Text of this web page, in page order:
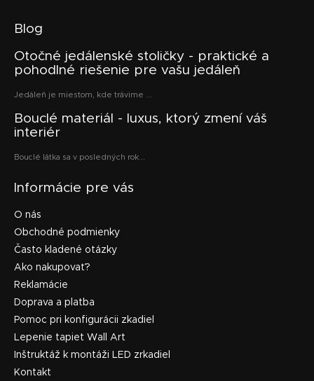
Blog
Otočné jedálenské stoličky - praktické a
pohodlné riešenie pre vašu jedáleň
Jedáleň je miestom, kde trávime ...
Bouclé materiál - luxus, ktorý zmení váš
interiér
Bouclé látka sa v posledných rok...
Informácie pre vás
O nás
Obchodné podmienky
Často kladené otázky
Ako nakupovať?
Reklamácie
Doprava a platba
Pomoc pri konfigurácii zkadiel
Lepenie tapiet Wall Art
Inštruktáž k montáži LED zrkadiel
Kontakt